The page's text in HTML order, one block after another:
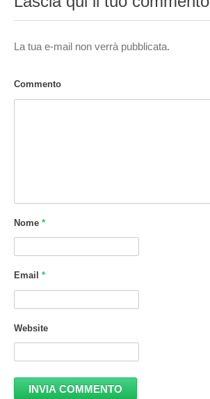
La tua e-mail non verrà pubblicata.
Commento
Nome *
Email *
Website